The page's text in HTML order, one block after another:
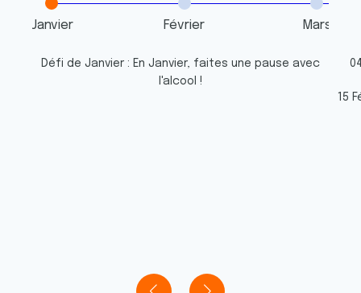
Défi de Janvier : En Janvier, faites une pause avec
l'alcool !
15
Janvier Février Mars